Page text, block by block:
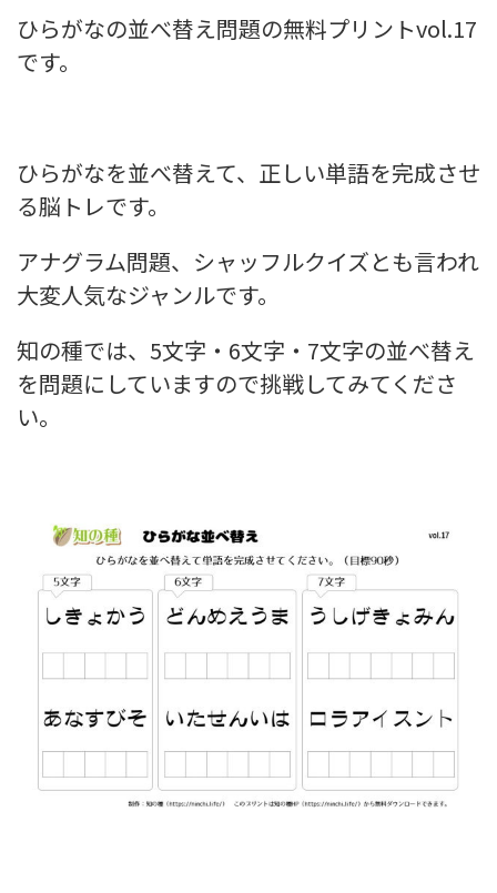
ひらがなの並べ替え問題の無料プリントvol.17
です。
ひらがなを並べ替えて、正しい単語を完成させ
る脳トレです。
アナグラム問題、シャッフルクイズとも言われ
大変人気なジャンルです。
知の種では、5文字・6文字・7文字の並べ替え
を問題にしていますので挑戦してみてくださ
い。